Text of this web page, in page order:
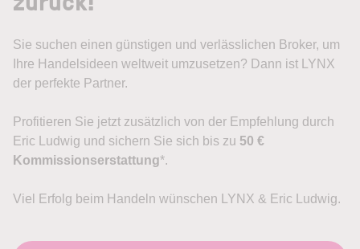
Sie suchen einen günstigen und verlässlichen Broker, um
Ihre Handelsideen weltweit umzusetzen? Dann ist LYNX
der perfekte Partner.
Profitieren Sie jetzt zusätzlich von der Empfehlung durch
Eric Ludwig und sichern Sie sich bis zu 50 €
Kommissionserstattung*.
Viel Erfolg beim Handeln wünschen LYNX & Eric Ludwig.